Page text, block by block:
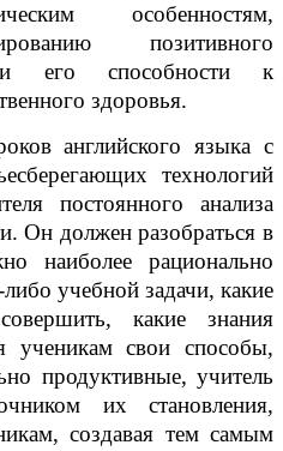
особенностям,
позитивного
его способности к
здоровья.
английского языка с
технологий
постоянного анализа
Он должен разобраться в
наиболее рационально
учебной задачи, какие
какие знания
ученикам свои способы,
продуктивные, учитель
их становления,
создавая тем самым